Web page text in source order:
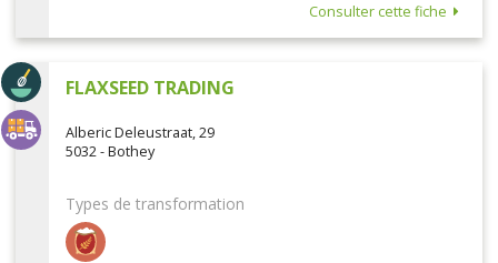
Consulter cette fiche
FLAXSEED TRADING
Alberic Deleustraat, 29
5032 - Bothey
Types de transformation